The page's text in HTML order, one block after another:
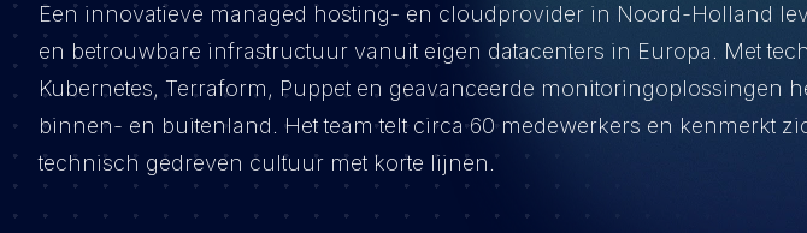
Een innovatieve managed hosting- en cloudprovider in Noord-Holland
en betrouwbare infrastructuur vanuit eigen datacenters in Europa. Met
Kubernetes, Terraform, Puppet en geavanceerde monitoringoplossingen
binnen- en buitenland. Het team telt circa 60 medewerkers en kenmerkt
technisch gedreven cultuur met korte lijnen.